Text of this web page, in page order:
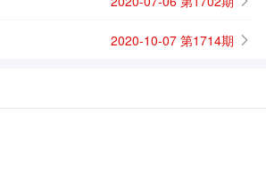
2020-10-07 第1714期